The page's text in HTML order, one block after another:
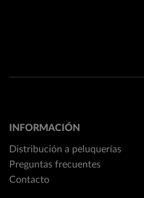
INFORMACIÓN
Distribución a peluquerías
Preguntas frecuentes
Contacto